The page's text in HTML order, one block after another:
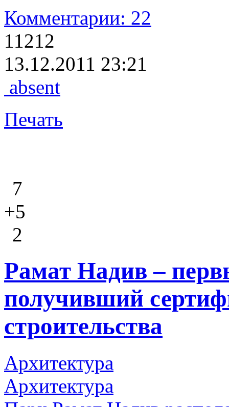
Комментарии: 22
11212
13.12.2011 23:21
absent
Печать
7
+5
2
Рамат Надив –
получивший
строительства
Архитектура
Архитектура